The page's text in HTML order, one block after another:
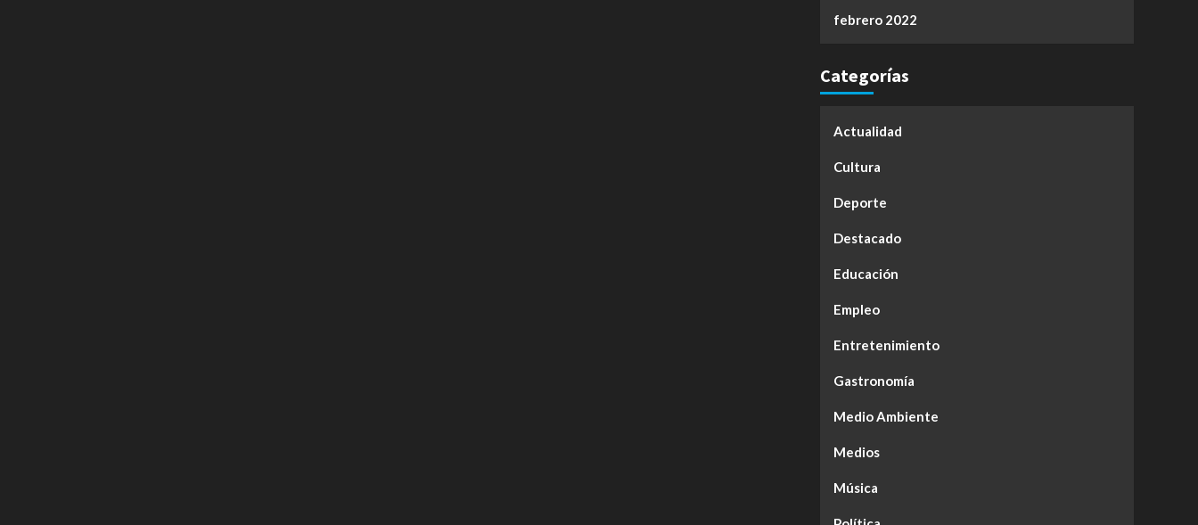
febrero 2022
Categorías
Actualidad
Cultura
Deporte
Destacado
Educación
Empleo
Entretenimiento
Gastronomía
Medio Ambiente
Medios
Música